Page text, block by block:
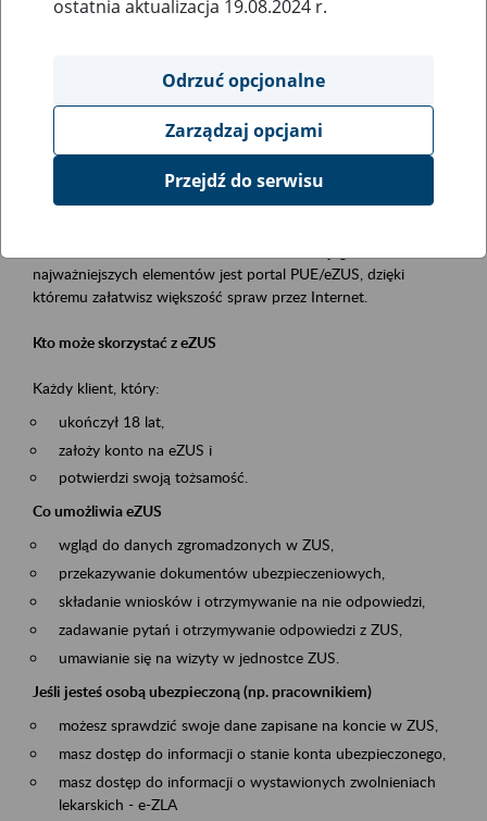
Szkolenia
Obszar merytoryczny
obsługa klientów
Opis wydarzenia
Platforma Usług Elektronicznych ZUS eZUS
najważniejszych elementów jest portal PUE/eZUS, dzięki
któremu załatwisz większość spraw przez Internet.
Kto może skorzystać z eZUS
Każdy klient, który:
ukończył 18 lat,
założy konto na eZUS i
potwierdzi swoją tożsamość.
Co umożliwia eZUS
wgląd do danych zgromadzonych w ZUS,
przekazywanie dokumentów ubezpieczeniowych,
składanie wniosków i otrzymywanie na nie odpowiedzi,
zadawanie pytań i otrzymywanie odpowiedzi z ZUS,
umawianie się na wizyty w jednostce ZUS.
Jeśli jesteś osobą ubezpieczoną (np. pracownikiem)
możesz sprawdzić swoje dane zapisane na koncie w ZUS,
masz dostęp do informacji o stanie konta ubezpieczonego,
masz dostęp do informacji o wystawionych zwolnieniach
lekarskich - e-ZLA
ostatnia aktualizacja 19.08.2024 r.
Odrzuć opcjonalne
Zarządzaj opcjami
Przejdź do serwisu